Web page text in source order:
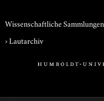
Wissenschaftliche Sammlungen
›Lautarchiv